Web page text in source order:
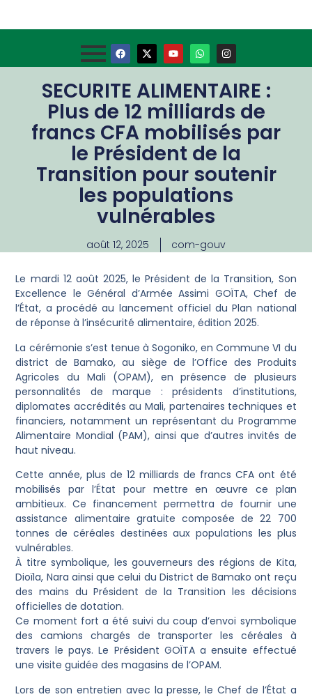
SECURITE ALIMENTAIRE :
Plus de 12 milliards de
francs CFA mobilisés par
le Président de la
Transition pour soutenir
les populations
vulnérables
août 12, 2025 com-gouv
Le mardi 12 août 2025, le Président de la Transition, Son
Excellence le Général d’Armée Assimi GOÏTA, Chef de
l’État, a procédé au lancement officiel du Plan national
de réponse à l’insécurité alimentaire, édition 2025.
La cérémonie s’est tenue à Sogoniko, en Commune VI du
district de Bamako, au siège de l’Office des Produits
Agricoles du Mali (OPAM), en présence de plusieurs
personnalités de marque : présidents d’institutions,
diplomates accrédités au Mali, partenaires techniques et
financiers, notamment un représentant du Programme
Alimentaire Mondial (PAM), ainsi que d’autres invités de
haut niveau.
Cette année, plus de 12 milliards de francs CFA ont été
mobilisés par l’État pour mettre en œuvre ce plan
ambitieux. Ce financement permettra de fournir une
assistance alimentaire gratuite composée de 22 700
tonnes de céréales destinées aux populations les plus
vulnérables.
À titre symbolique, les gouverneurs des régions de Kita,
Dioïla, Nara ainsi que celui du District de Bamako ont reçu
des mains du Président de la Transition les décisions
officielles de dotation.
Ce moment fort a été suivi du coup d’envoi symbolique
des camions chargés de transporter les céréales à
travers le pays. Le Président GOÏTA a ensuite effectué
une visite guidée des magasins de l’OPAM.
Lors de son entretien avec la presse, le Chef de l’État a